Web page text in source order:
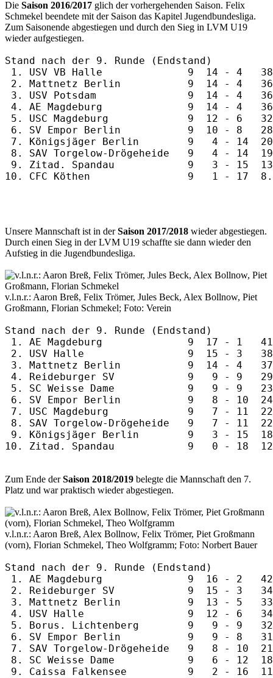
Die Saison 2016/2017 glich der vorhergehenden Saison. Felix
Schmekel beendete mit der Saison das Kapitel Jugendbundesliga.
Zum Saisonende abgestiegen und durch den Sieg in LVM U19
wieder aufgestiegen.
Stand nach der 9. Runde (Endstand)
1. USV VB Halle              9  14 - 4
2. Mattnetz Berlin           9  14 - 4
3. USV Potsdam               9  14 - 4
4. AE Magdeburg              9  14 - 4
5. USC Magdeburg             9  12 - 6
6. SV Empor Berlin           9  10 - 8
7. Königsjäger Berlin        9   4 - 14
8. SAV Torgelow-Drögeheide   9   4 - 14
9. Zitad. Spandau            9   3 - 15
Unsere Mannschaft ist in derSaison 2017/2018 wieder abgestiegen.
Durch einen Sieg in der LVM U19 schaffte sie dann wieder den
Aufstieg in die Jugendbundesliga.
v.l.n.r.: Aaron Breß, Felix Trömer, Jules Beck, Alex Bollnow, Piet
Großmann, Florian Schmekel; Foto: Verein
Stand nach der 9. Runde (Endstand)
1. AE Magdeburg              9  17 - 1
2. USV Halle                 9  15 - 3
3. Mattnetz Berlin           9  14 - 4
4. Reideburger SV            9   9 - 9
5. SC Weisse Dame            9   9 - 9
6. SV Empor Berlin           9   8 - 10
7. USC Magdeburg             9   7 - 11
8. SAV Torgelow-Drögeheide   9   7 - 11
9. Königsjäger Berlin        9   3 - 15
Zum Ende derSaison 2018/2019 belegte die Mannschaft den 7.
Platz und war praktisch wieder abgestiegen.
v.l.n.r.: Aaron Breß, Alex Bollnow, Felix Trömer, Piet Großmann
(vorn), Florian Schmekel, Theo Wolfgramm; Foto: Norbert Bauer
Stand nach der 9. Runde (Endstand)
1. AE Magdeburg              9  16 - 2
2. Reideburger SV            9  15 - 3
3. Mattnetz Berlin           9  13 - 5
4. USV Halle                 9  12 - 6
5. Borus. Lichtenberg        9   9 - 9
6. SV Empor Berlin           9   9 - 8
7. SAV Torgelow-Drögeheide   9   8 - 10
8. SC Weisse Dame            9   6 - 12
9. Caissa Falkensee          9   2 - 16